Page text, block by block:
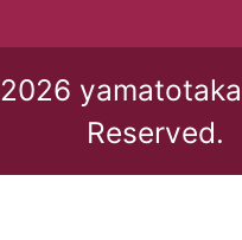
2026
Reserved.